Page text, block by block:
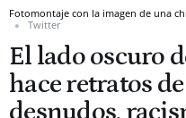
Fotomontaje con la imagen de una
Twitter
El lado oscuro
hace retratos